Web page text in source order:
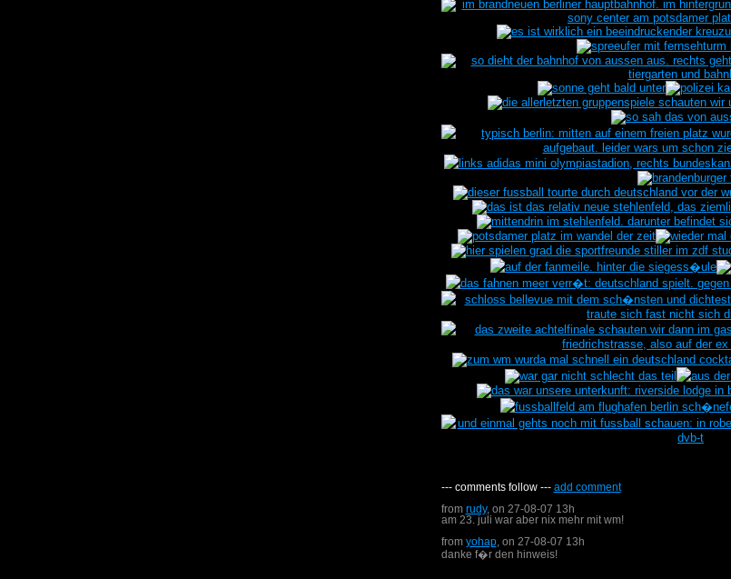
--- comments follow --- add comment
from rudy, on 27-08-07 13h
am 23. juli war aber nix mehr mit wm!
from yohap, on 27-08-07 13h
danke f�r den hinweis!